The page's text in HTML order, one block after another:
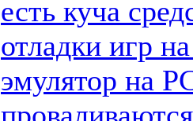
есть куча
отладки игр
эмулятор на